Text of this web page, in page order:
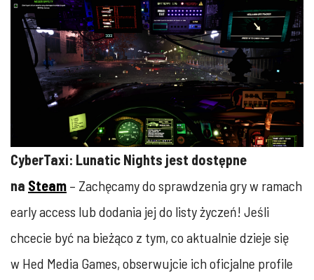
CyberTaxi: Lunatic Nights jest dostępne
na Steam – Zachęcamy do sprawdzenia gry w ramach
early access lub dodania jej do listy życzeń! Jeśli
chcecie być na bieżąco z tym, co aktualnie dzieje się
w Hed Media Games, obserwujcie ich oficjalne profile